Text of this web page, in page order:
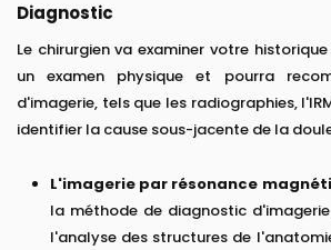
Diagnostic
Le chirurgien va examiner votre
un examen physique et pourra
d'imagerie, tels que les radiographies,
identifier la cause sous-jacente de la
L'imagerie par résonance
la méthode de diagnostic
l'analyse des structures de